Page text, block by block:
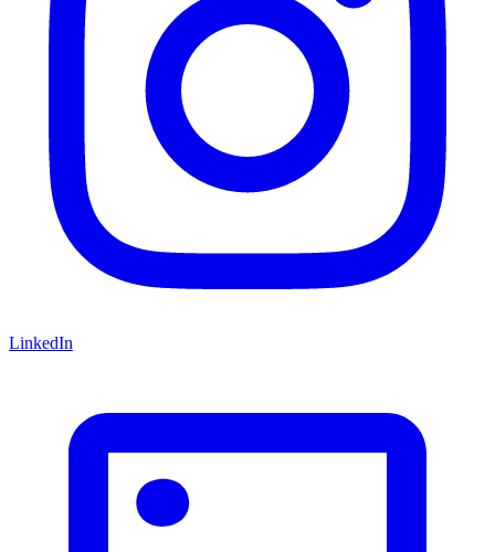
LinkedIn